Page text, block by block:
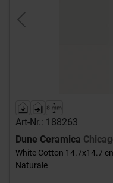
Previous
Art-Nr.: 188263
Dune Ceramica
White Cotton 14.7x14.7
Naturale